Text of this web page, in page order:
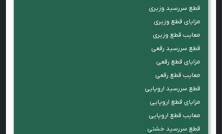
قطع سررسید وزیری
مزایای قطع وزیری
معایب قطع وزیری
قطع سررسید رقعی
مزایای قطع رقعی
معایب قطع رقعی
قطع سررسید اروپایی
مزایای قطع اروپایی
معایب قطع اروپایی
قطع سررسید خشتی